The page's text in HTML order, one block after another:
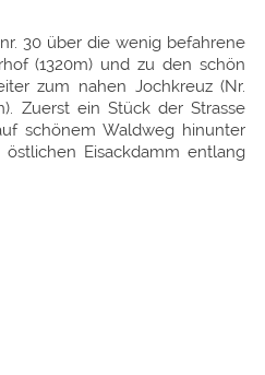
30 über die wenig befahrene
(1320m) und zu den schön
zum nahen Jochkreuz (Nr.
Zuerst ein Stück der Strasse
schönem Waldweg hinunter
Eisackdamm entlang